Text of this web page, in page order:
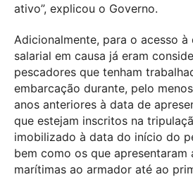
ativo”, explicou o Governo.
Adicionalmente, para o acesso à
salarial em causa já eram
pescadores que tenham
embarcação durante, pelo
anos anteriores à data de
que estejam inscritos na
imobilizado à data do início do
bem como os que apresentaram
marítimas ao armador até ao